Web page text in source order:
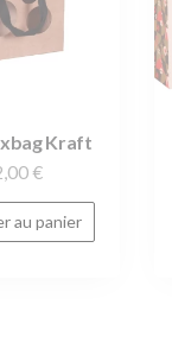
Kraft
€
au panier